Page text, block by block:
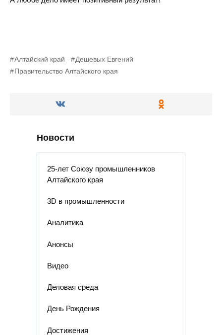
Алтайский край
Дешевых Евгений
Правительство Алтайского края
Новости
25-лет Союзу промышленников
Алтайского края
3D в промышленности
Аналитика
Анонсы
Видео
Деловая среда
День Рождения
Достижения